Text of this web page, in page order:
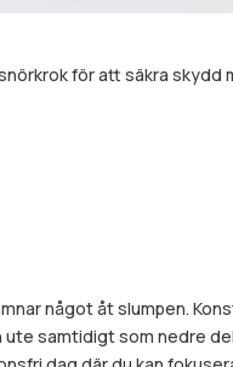
för att säkra skydd
något åt slumpen.
samtidigt som nedre